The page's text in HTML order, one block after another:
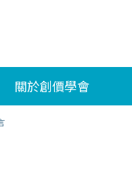
關於創價學會